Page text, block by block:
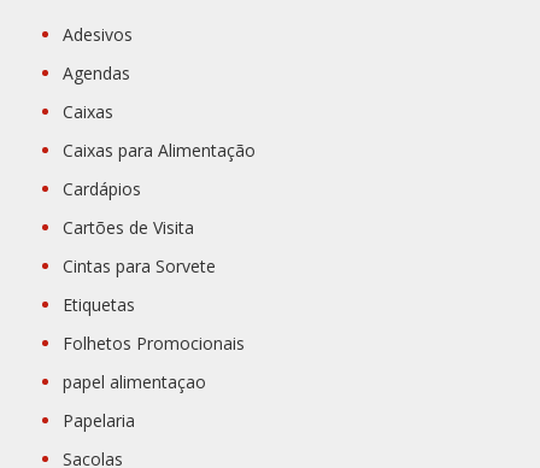
Adesivos
Agendas
Caixas
Caixas para Alimentação
Cardápios
Cartões de Visita
Cintas para Sorvete
Etiquetas
Folhetos Promocionais
papel alimentaçao
Papelaria
Sacolas